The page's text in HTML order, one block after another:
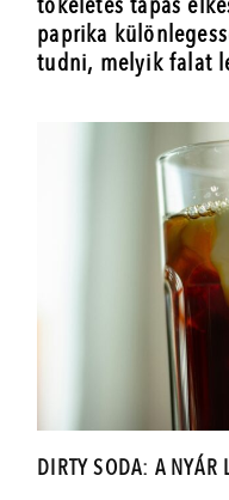
paprika
tudni, melyik falat
DIRTY SODA: A NYÁR